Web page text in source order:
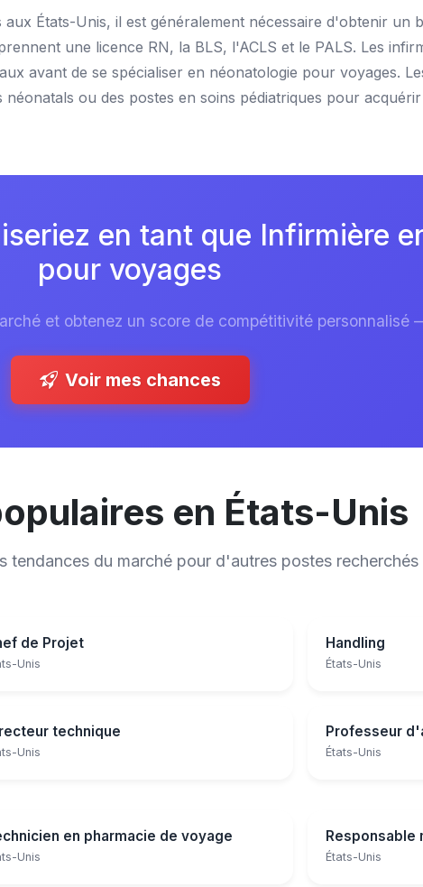
États-Unis, il est généralement nécessaire d'obtenir un
une licence RN, la BLS, l'ACLS et le PALS. Les
avant de se spécialiser en néonatologie pour voyages.
néonatals ou des postes en soins pédiatriques pour
en tant que Infirmière
pour voyages
et obtenez un score de compétitivité personnalisé
Voir mes chances
en États-Unis
tendances du marché pour d'autres postes
de Projet
Unis
Handling
États-Unis
technique
Unis
Professeur
États-Unis
en pharmacie de voyage
Unis États-Unis